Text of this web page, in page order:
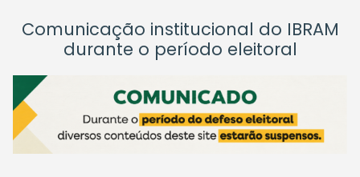
Comunicação institucional do IBRAM
durante o período eleitoral